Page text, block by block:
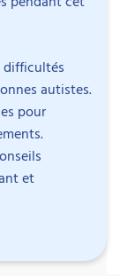
difficultés
autistes.
pour
et
autistes
anxiété.
de